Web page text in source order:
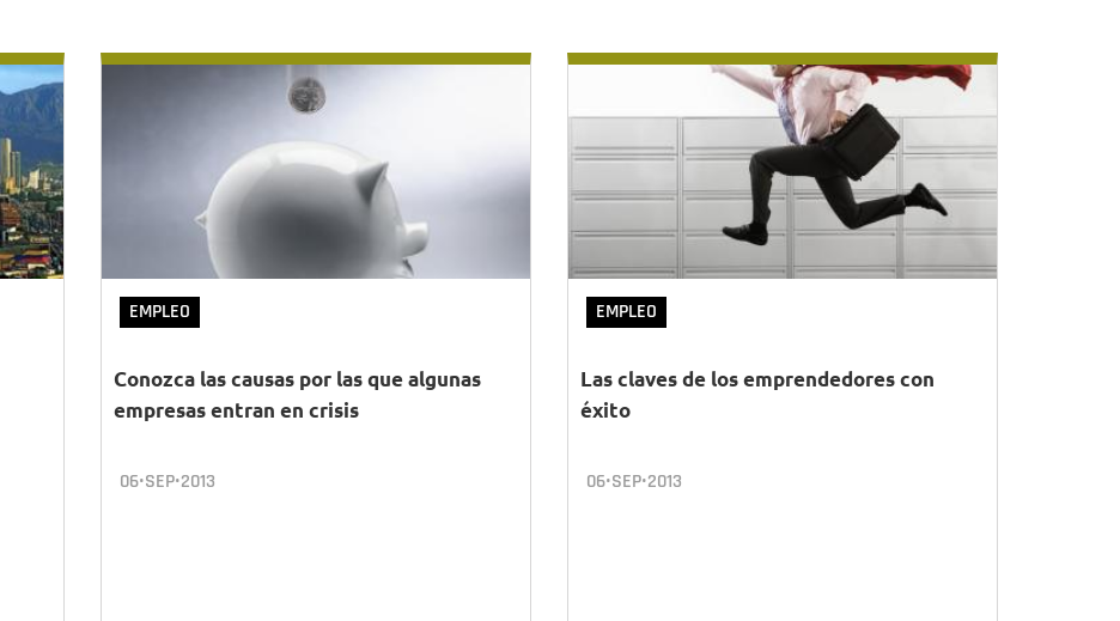
EMPLEO
Conozca las causas por las que algunas
empresas entran en crisis
06•SEP•2013
EMPLEO
Las claves de los emprendedores con
éxito
06•SEP•2013